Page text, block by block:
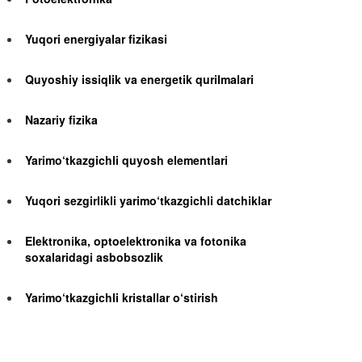
Yuqori energiyalar fizikasi
Quyoshiy issiqlik va energetik qurilmalari
Nazariy fizika
Yarimo‘tkazgichli quyosh elementlari
Yuqori sezgirlikli yarimo‘tkazgichli datchiklar
Elektronika, optoelektronika va fotonika
soxalaridagi asbobsozlik
Yarimo‘tkazgichli kristallar o‘stirish